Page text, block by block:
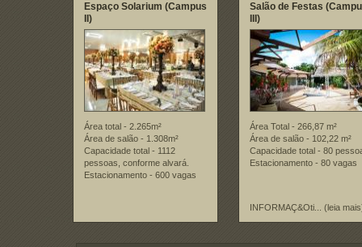
Espaço Solarium (Campus
II)
Área total - 2.265m²
Área de salão - 1.308m²
Capacidade total - 1112
pessoas, conforme alvará.
Estacionamento - 600 vagas
Salão de Festas
III)
Área Total - 266,87 m²
Área de salão - 102,22 m²
Capacidade total - 80
Estacionamento - 80 vagas
INFORMAÇ&Oti... (leia